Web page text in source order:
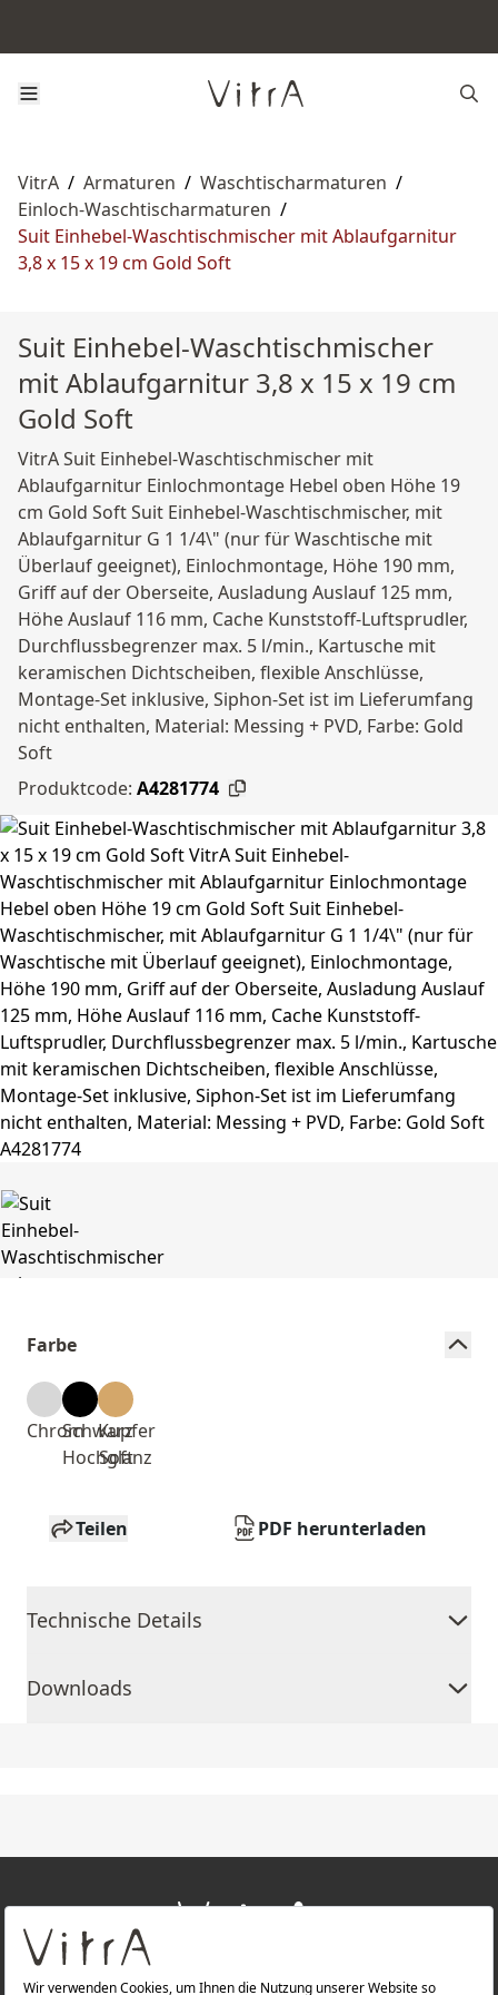
VitrA / Armaturen / Waschtischarmaturen /
Einloch-Waschtischarmaturen /
Suit Einhebel-Waschtischmischer mit Ablaufgarnitur
3,8 x 15 x 19 cm Gold Soft
Suit Einhebel-Waschtischmischer
mit Ablaufgarnitur 3,8 x 15 x 19 cm
Gold Soft
VitrA Suit Einhebel-Waschtischmischer mit
Ablaufgarnitur Einlochmontage Hebel oben Höhe 19
cm Gold Soft Suit Einhebel-Waschtischmischer, mit
Ablaufgarnitur G 1 1/4\" (nur für Waschtische mit
Überlauf geeignet), Einlochmontage, Höhe 190 mm,
Griff auf der Oberseite, Ausladung Auslauf 125 mm,
Höhe Auslauf 116 mm, Cache Kunststoff-Luftsprudler,
Durchflussbegrenzer max. 5 l/min., Kartusche mit
keramischen Dichtscheiben, flexible Anschlüsse,
Montage-Set inklusive, Siphon-Set ist im Lieferumfang
nicht enthalten, Material: Messing + PVD, Farbe: Gold
Soft
Produktcode: A4281774
Farbe
ChromSchwarz
Hochglanz
Kupfer
Soft
Teilen PDF herunterladen
Technische Details
Downloads